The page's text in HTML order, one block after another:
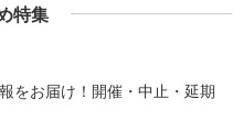
特集
をお届け！開催・中止・延期